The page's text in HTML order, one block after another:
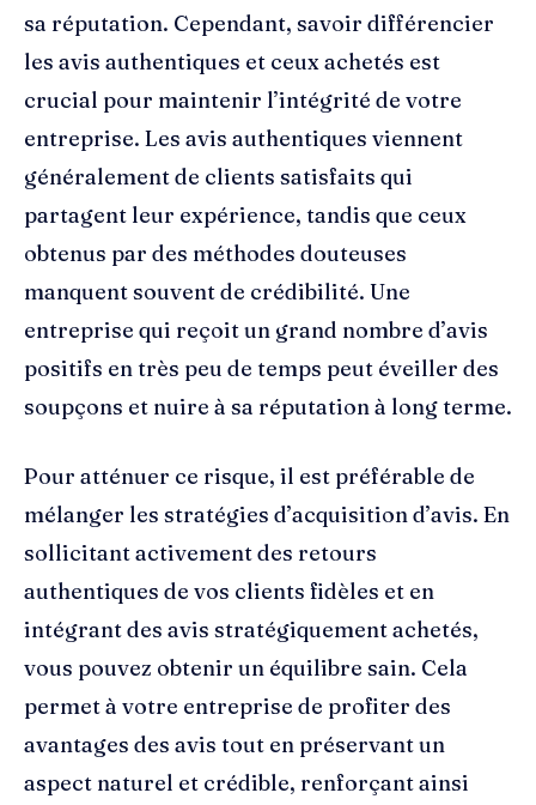
sa réputation. Cependant, savoir différencier
les avis authentiques et ceux achetés est
crucial pour maintenir l’intégrité de votre
entreprise. Les avis authentiques viennent
généralement de clients satisfaits qui
partagent leur expérience, tandis que ceux
obtenus par des méthodes douteuses
manquent souvent de crédibilité. Une
entreprise qui reçoit un grand nombre d’avis
positifs en très peu de temps peut éveiller des
soupçons et nuire à sa réputation à long terme.
Pour atténuer ce risque, il est préférable de
mélanger les stratégies d’acquisition d’avis. En
sollicitant activement des retours
authentiques de vos clients fidèles et en
intégrant des avis stratégiquement achetés,
vous pouvez obtenir un équilibre sain. Cela
permet à votre entreprise de profiter des
avantages des avis tout en préservant un
aspect naturel et crédible, renforçant ainsi